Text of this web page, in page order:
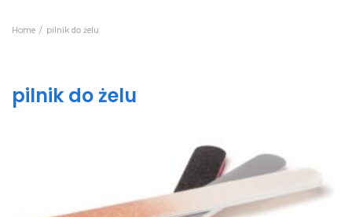
Home pilnik do żelu
pilnik do żelu